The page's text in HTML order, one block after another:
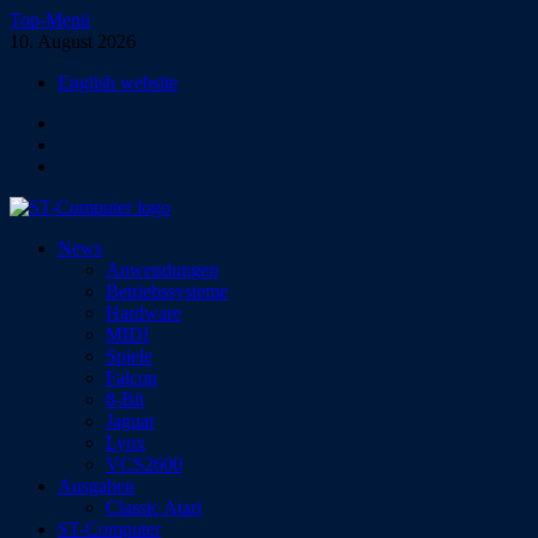
Zum
Inhalt
Top-Menü
10. August 2026
English website
ST-Computer
Das Magazin für Atari-Computer und -Konsolen
News
Anwendungen
Betriebssysteme
Hardware
MIDI
Spiele
Falcon
8-Bit
Jaguar
Lynx
VCS2600
Ausgaben
Classic Atari
ST-Computer